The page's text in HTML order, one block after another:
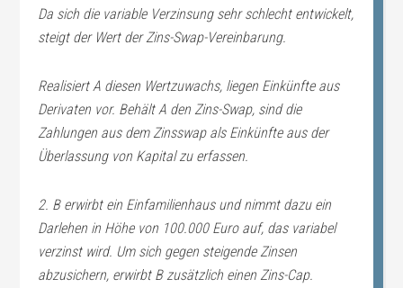
Da sich die variable Verzinsung sehr schlecht entwickelt,
steigt der Wert der Zins-Swap-Vereinbarung.
Realisiert A diesen Wertzuwachs, liegen Einkünfte aus
Derivaten vor. Behält A den Zins-Swap, sind die
Zahlungen aus dem Zinsswap als Einkünfte aus der
Überlassung von Kapital zu erfassen.
2. B erwirbt ein Einfamilienhaus und nimmt dazu ein
Darlehen in Höhe von 100.000 Euro auf, das variabel
verzinst wird. Um sich gegen steigende Zinsen
abzusichern, erwirbt B zusätzlich einen Zins-Cap.